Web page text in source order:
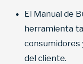
El Manual de
herramienta
consumidores
del cliente.